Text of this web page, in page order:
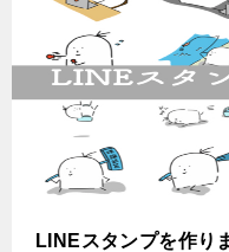
LINEスタンプを作り